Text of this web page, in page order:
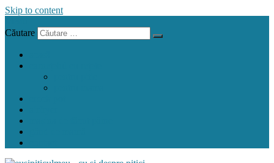
Skip to content
Căutare